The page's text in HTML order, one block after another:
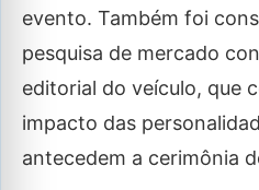
evento. Também foi
pesquisa de mercado
editorial do veículo, que
impacto das
antecedem a cerimônia